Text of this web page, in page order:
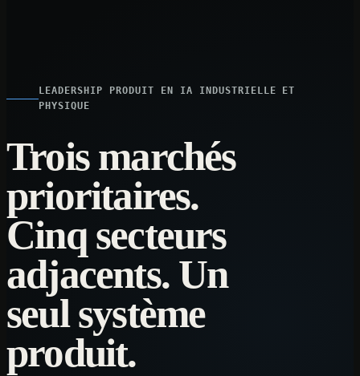
LEADERSHIP PRODUIT EN IA INDUSTRIELLE ET
PHYSIQUE
Trois marchés
prioritaires.
Cinq secteurs
adjacents. Un
seul système
produit.